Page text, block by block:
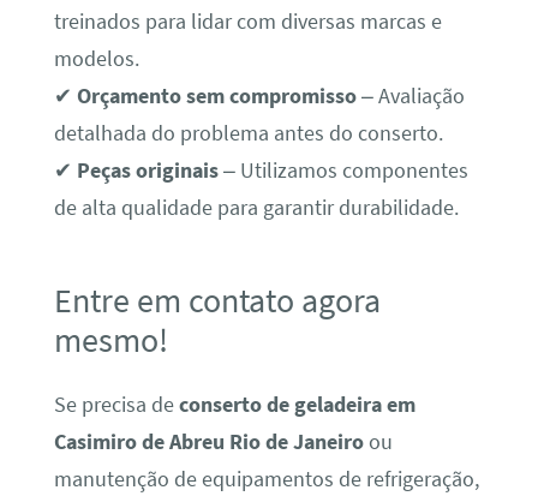
treinados para lidar com diversas marcas e
modelos.
✔ Orçamento sem compromisso– Avaliação
detalhada do problema antes do conserto.
✔ Peças originais– Utilizamos componentes
de alta qualidade para garantir durabilidade.
Entre em contato agora
mesmo!
Se precisa deconserto de geladeira em
Casimiro de Abreu Rio de Janeiroou
manutenção de equipamentos de refrigeração,